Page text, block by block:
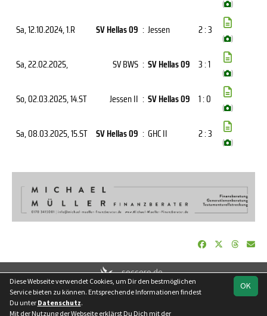
( )
Sa, 12.10.2024, 1.R SV Hellas 09 : Jessen 2 : 3
( )
Sa, 22.02.2025, SV BWS : SV Hellas 09 3 : 1
( )
So, 02.03.2025, 14.ST Jessen II : SV Hellas 09 1 : 0
( )
Sa, 08.03.2025, 15.ST SV Hellas 09 : GHC II 2 : 3
( )
soccero.de
© 2006 - 2026
Besucherstatistik
OK
Diese Webseite verwendet Cookies, um Dir den bestmöglichen
Service bieten zu können. Entsprechende Informationen findest
Du unter Datenschutz.
Mit der Nutzung der Webseite erklärst Du Dich mit der